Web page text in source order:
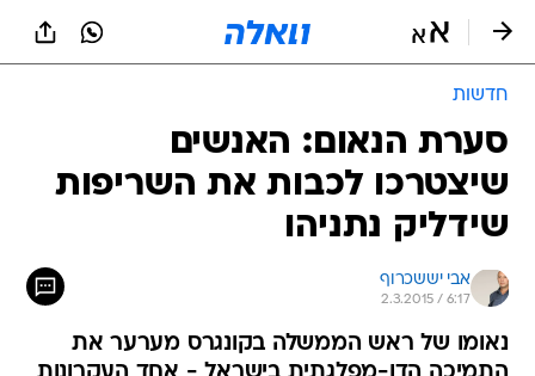
חדשות
סערת הנאום: האנשים
שיצטרכו לכבות את השריפות
שידליק נתניהו
אבי יששכרוף
2.3.2015 / 6:17
נאומו של ראש הממשלה בקונגרס מערער את